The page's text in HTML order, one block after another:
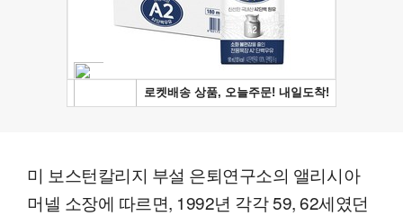
미 보스턴칼리지 부설 은퇴연구소의 앨리시아
머넬 소장에 따르면, 1992년 각각 59, 62세였던